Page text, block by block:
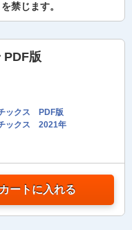
禁じます。
PDF版
ックス PDF版
ックス 2021年
カートに入れる